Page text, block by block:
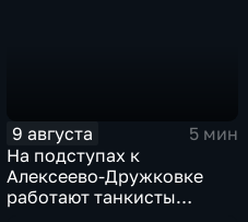
9 августа
5 мин
На подступах к
Алексеево-Дружковке
работают танкисты